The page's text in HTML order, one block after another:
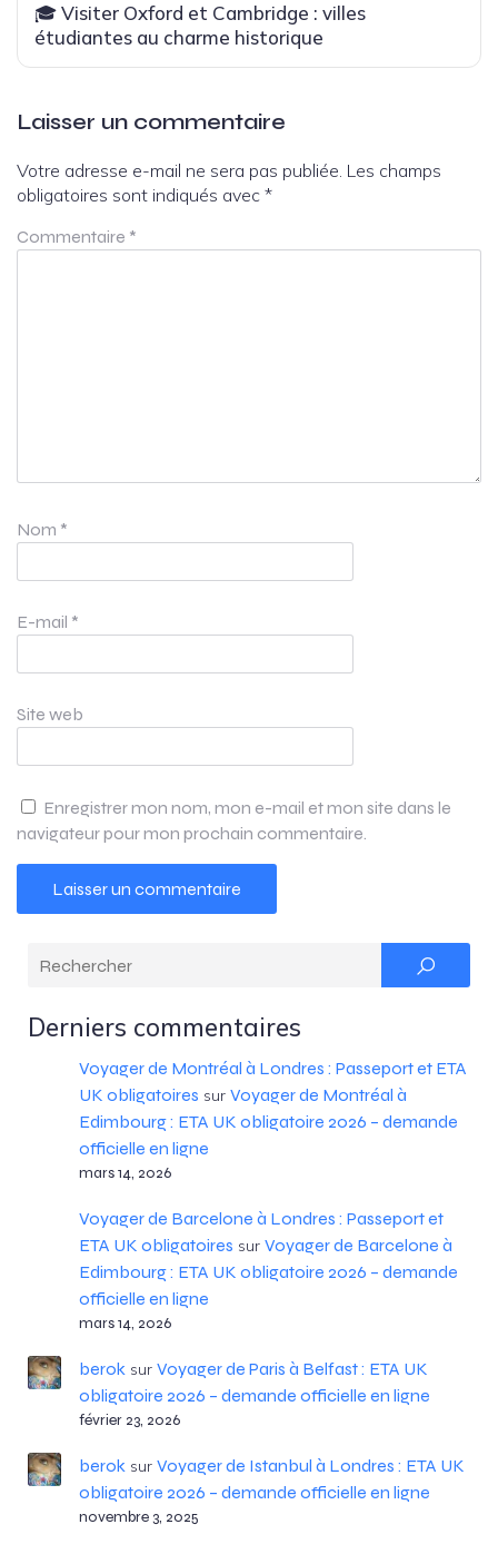
🎓 Visiter Oxford et Cambridge : villes
étudiantes au charme historique
Laisser un commentaire
Votre adresse e-mail ne sera pas publiée. Les champs
obligatoires sont indiqués avec *
Commentaire *
Nom *
E-mail *
Site web
Enregistrer mon nom, mon e-mail et mon site dans le
navigateur pour mon prochain commentaire.
Derniers commentaires
Voyager de Montréal à Londres : Passeport et ETA
UK obligatoires sur Voyager de Montréal à
Edimbourg : ETA UK obligatoire 2026 – demande
officielle en ligne
mars 14, 2026
Voyager de Barcelone à Londres : Passeport et
ETA UK obligatoires sur Voyager de Barcelone à
Edimbourg : ETA UK obligatoire 2026 – demande
officielle en ligne
mars 14, 2026
beroksur Voyager de Paris à Belfast : ETA UK
obligatoire 2026 – demande officielle en ligne
février 23, 2026
beroksur Voyager de Istanbul à Londres : ETA UK
obligatoire 2026 – demande officielle en ligne
novembre 3, 2025